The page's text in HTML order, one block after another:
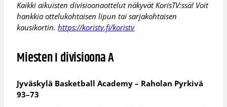
Kaikki aikuisten divisioonaottelut näkyvät KorisTV:ssä! Voit
hankkia ottelukohtaisen lipun tai sarjakohtaisen
kausikortin.https://koristv.fi/koristv
Miesten I divisioona A
Jyväskylä Basketball Academy – Raholan Pyrkivä
93–73